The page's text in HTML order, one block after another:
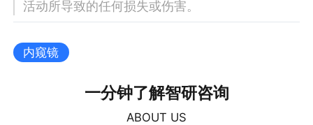
活动所导致的任何损失或伤害。
内窥镜
一分钟了解智研咨询
ABOUT US